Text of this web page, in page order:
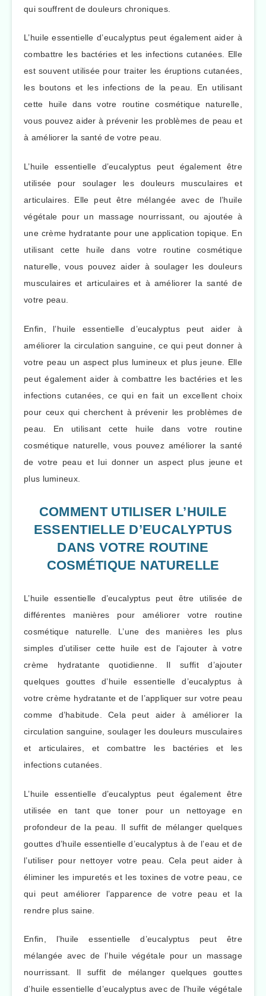
qui souffrent de douleurs chroniques.
L’huile essentielle d’eucalyptus peut également aider à
combattre les bactéries et les infections cutanées. Elle
est souvent utilisée pour traiter les éruptions cutanées,
les boutons et les infections de la peau. En utilisant
cette huile dans votre routine cosmétique naturelle,
vous pouvez aider à prévenir les problèmes de peau et
à améliorer la santé de votre peau.
L’huile essentielle d’eucalyptus peut également être
utilisée pour soulager les douleurs musculaires et
articulaires. Elle peut être mélangée avec de l’huile
végétale pour un massage nourrissant, ou ajoutée à
une crème hydratante pour une application topique. En
utilisant cette huile dans votre routine cosmétique
naturelle, vous pouvez aider à soulager les douleurs
musculaires et articulaires et à améliorer la santé de
votre peau.
Enfin, l’huile essentielle d’eucalyptus peut aider à
améliorer la circulation sanguine, ce qui peut donner à
votre peau un aspect plus lumineux et plus jeune. Elle
peut également aider à combattre les bactéries et les
infections cutanées, ce qui en fait un excellent choix
pour ceux qui cherchent à prévenir les problèmes de
peau. En utilisant cette huile dans votre routine
cosmétique naturelle, vous pouvez améliorer la santé
de votre peau et lui donner un aspect plus jeune et
plus lumineux.
COMMENT UTILISER L’HUILE
ESSENTIELLE D’EUCALYPTUS
DANS VOTRE ROUTINE
COSMÉTIQUE NATURELLE
L’huile essentielle d’eucalyptus peut être utilisée de
différentes manières pour améliorer votre routine
cosmétique naturelle. L’une des manières les plus
simples d’utiliser cette huile est de l’ajouter à votre
crème hydratante quotidienne. Il suffit d’ajouter
quelques gouttes d’huile essentielle d’eucalyptus à
votre crème hydratante et de l’appliquer sur votre peau
comme d’habitude. Cela peut aider à améliorer la
circulation sanguine, soulager les douleurs musculaires
et articulaires, et combattre les bactéries et les
infections cutanées.
L’huile essentielle d’eucalyptus peut également être
utilisée en tant que toner pour un nettoyage en
profondeur de la peau. Il suffit de mélanger quelques
gouttes d’huile essentielle d’eucalyptus à de l’eau et de
l’utiliser pour nettoyer votre peau. Cela peut aider à
éliminer les impuretés et les toxines de votre peau, ce
qui peut améliorer l’apparence de votre peau et la
rendre plus saine.
Enfin, l’huile essentielle d’eucalyptus peut être
mélangée avec de l’huile végétale pour un massage
nourrissant. Il suffit de mélanger quelques gouttes
d’huile essentielle d’eucalyptus avec de l’huile végétale